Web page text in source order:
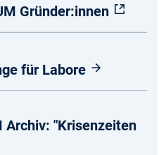
Gründer:innen
für Labore
Archiv: "Krisenzeiten